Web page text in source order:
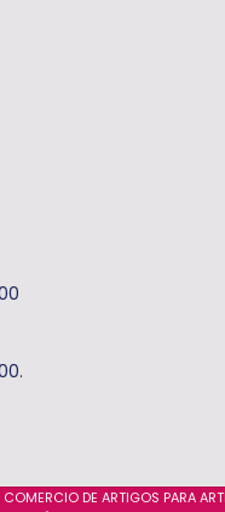
DE ARTIGOS PARA